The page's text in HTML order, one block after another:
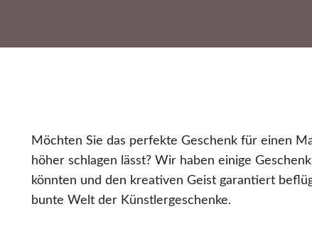
Möchten Sie das perfekte Geschenk für einen
höher schlagen lässt? Wir haben einige
könnten und den kreativen Geist garantiert
bunte Welt der Künstlergeschenke.